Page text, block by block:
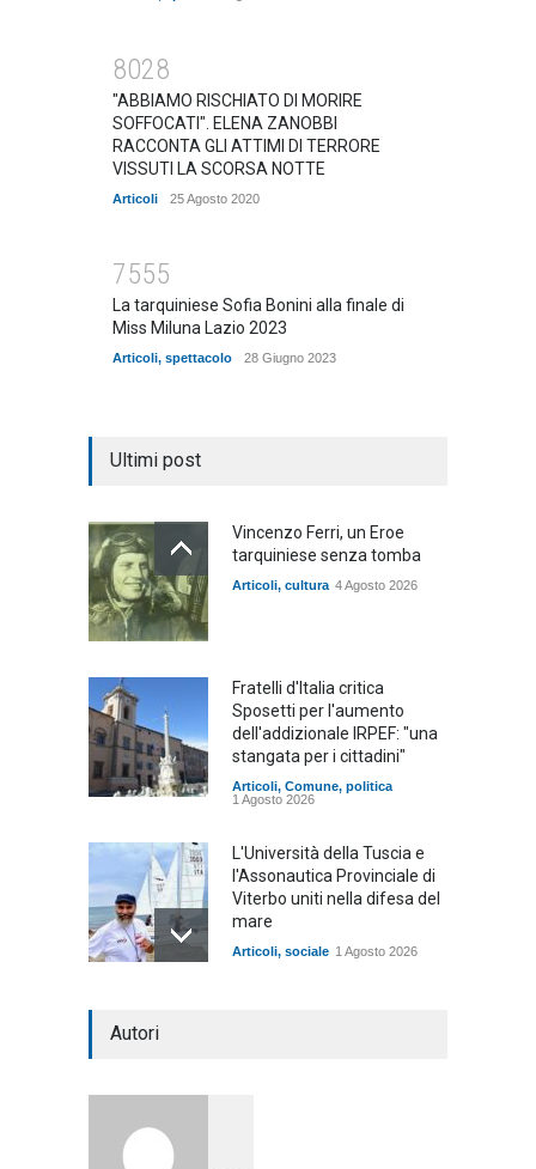
8028
"ABBIAMO RISCHIATO DI MORIRE
SOFFOCATI". ELENA ZANOBBI
RACCONTA GLI ATTIMI DI TERRORE
VISSUTI LA SCORSA NOTTE
Articoli 25 Agosto 2020
7555
La tarquiniese Sofia Bonini alla finale di
Miss Miluna Lazio 2023
Articoli, spettacolo 28 Giugno 2023
Ultimi post
Vincenzo Ferri, un Eroe
tarquiniese senza tomba
Articoli, cultura 4 Agosto 2026
Fratelli d'Italia critica
Sposetti per l'aumento
dell'addizionale IRPEF: "una
stangata per i cittadini"
Articoli, Comune, politica
1 Agosto 2026
L'Università della Tuscia e
l'Assonautica Provinciale di
Viterbo uniti nella difesa del
mare
Articoli, sociale 1 Agosto 2026
Autori